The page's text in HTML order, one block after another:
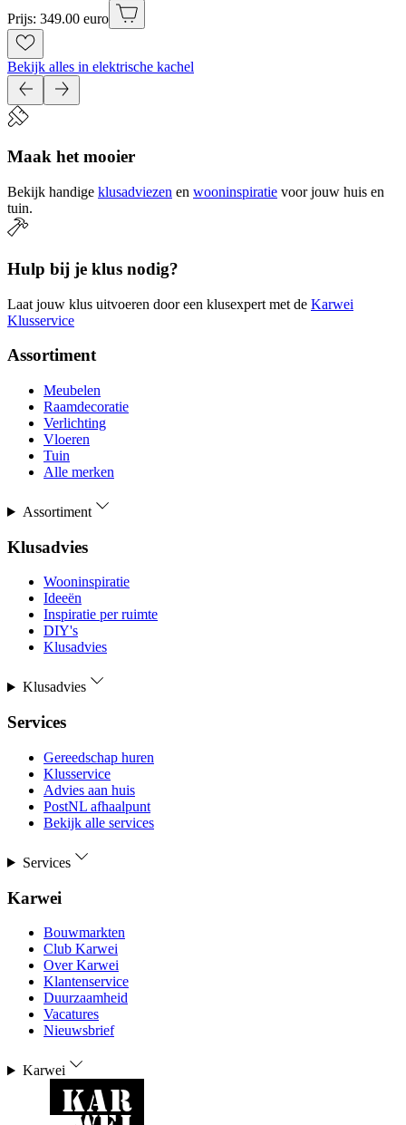
Prijs: 349.00 euro
Bekijk alles in elektrische kachel
Maak het mooier
Bekijk handige klusadviezen en wooninspiratie voor jouw huis en
tuin.
Hulp bij je klus nodig?
Laat jouw klus uitvoeren door een klusexpert met de Karwei
Klusservice
Assortiment
Meubelen
Raamdecoratie
Verlichting
Vloeren
Tuin
Alle merken
Assortiment
Klusadvies
Wooninspiratie
Ideeën
Inspiratie per ruimte
DIY's
Klusadvies
Klusadvies
Services
Gereedschap huren
Klusservice
Advies aan huis
PostNL afhaalpunt
Bekijk alle services
Services
Karwei
Bouwmarkten
Club Karwei
Over Karwei
Klantenservice
Duurzaamheid
Vacatures
Nieuwsbrief
Karwei